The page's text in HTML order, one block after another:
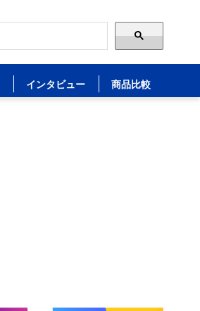
インタビュー 商品比較